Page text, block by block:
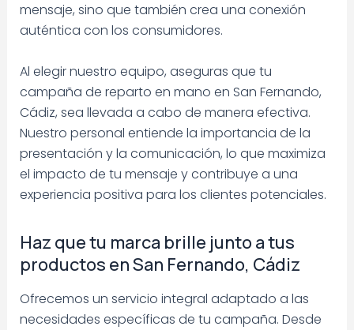
mensaje, sino que también crea una conexión
auténtica con los consumidores.
Al elegir nuestro equipo, aseguras que tu
campaña de reparto en mano en San Fernando,
Cádiz, sea llevada a cabo de manera efectiva.
Nuestro personal entiende la importancia de la
presentación y la comunicación, lo que maximiza
el impacto de tu mensaje y contribuye a una
experiencia positiva para los clientes potenciales.
Haz que tu marca brille junto a tus
productos en San Fernando, Cádiz
Ofrecemos un servicio integral adaptado a las
necesidades específicas de tu campaña. Desde